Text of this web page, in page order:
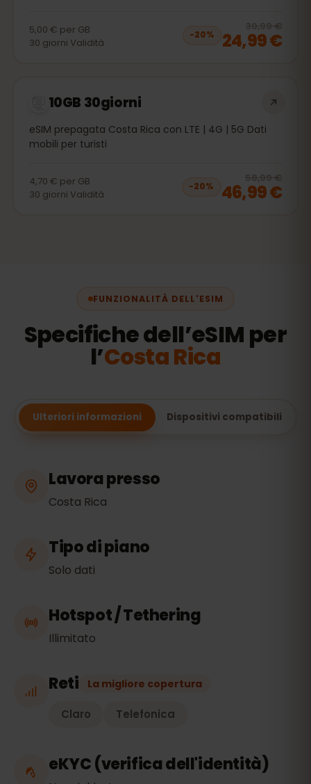
5,00 € per GB
30 giorni Validità
−20%
30,99 €
24,99 €
10GB 30giorni
eSIM prepagata Costa Rica con LTE | 4G | 5G Dati
mobili per turisti
4,70 € per GB
30 giorni Validità
−20%
58,99 €
46,99 €
FUNZIONALITÀ DELL'ESIM
Specifiche dell’eSIM per
l’Costa Rica
Ulteriori informazioni Dispositivi compatibili
Lavora presso
Costa Rica
Tipo di piano
Solo dati
Hotspot / Tethering
Illimitato
Reti La migliore copertura
Claro Telefonica
eKYC (verifica dell'identità)